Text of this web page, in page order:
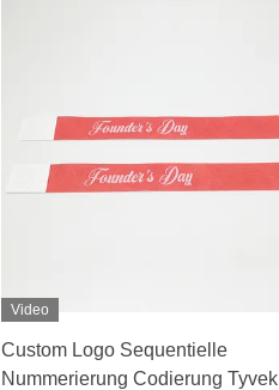
Video
Custom Logo Sequentielle
Nummerierung Codierung Tyvek